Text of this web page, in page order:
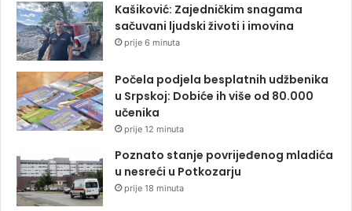
Kašiković: Zajedničkim snagama
sačuvani ljudski životi i imovina
prije 6 minuta
Počela podjela besplatnih udžbenika
u Srpskoj: Dobiće ih više od 80.000
učenika
prije 12 minuta
Poznato stanje povrijeđenog mladića
u nesreći u Potkozarju
prije 18 minuta